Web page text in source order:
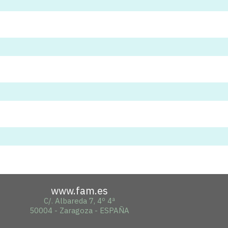
www.fam.es
C/. Albareda 7, 4º 4ª
50004 - Zaragoza - ESPAÑA